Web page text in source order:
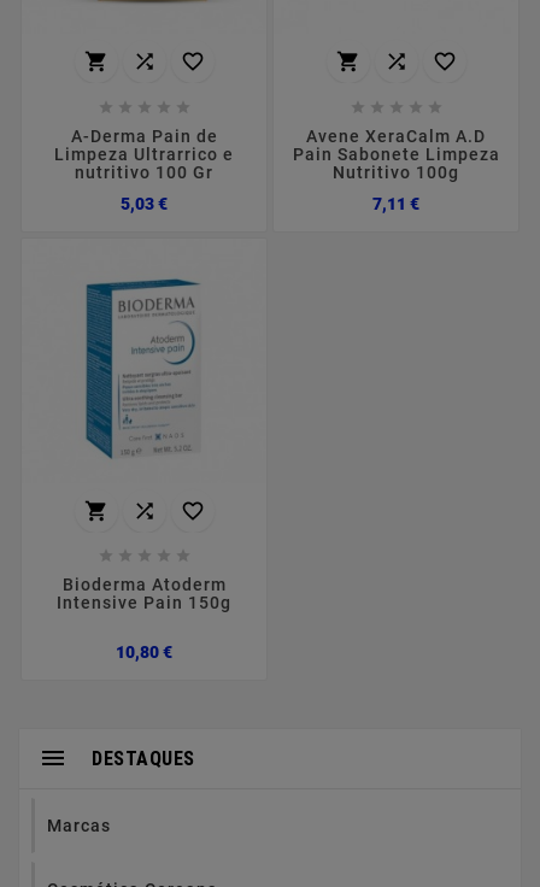
  
    
A-Derma Pain de
Limpeza Ultrarrico e
nutritivo 100 Gr
5,03 €Preço
  
    
Avene XeraCalm A.D
Pain Sabonete Limpeza
Nutritivo 100g
7,11 €Preço
  
    
Bioderma Atoderm
Intensive Pain 150g
10,80 €Preço
DESTAQUES

Marcas